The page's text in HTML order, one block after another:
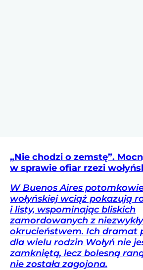
„Nie chodzi o zemstę”.
w sprawie ofiar rzezi
W Buenos Aires
wołyńskiej wciąż pokazują
i listy, wspominając bliskich
zamordowanych z
okrucieństwem. Ich dramat
dla wielu rodzin Wołyń nie
zamkniętą, lecz bolesną
nie została zagojona.